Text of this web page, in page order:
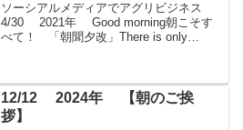
ソーシアルメディアでアグリビジネス
4/30 2021年 Good morning朝こそす
べて！ 「朝聞夕改」There is only
12/12 2024年 【朝のご挨
拶】